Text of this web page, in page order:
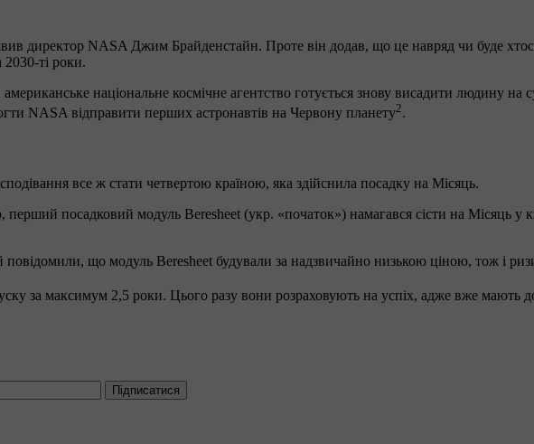
NASA Джим Брайденстайн. Проте він додав, що це навряд чи буде хтось
ті роки.
національне космічне агентство готується знову висадити людину на
NASA відправити перших астронавтів на Червону планету2.
все ж стати четвертою країною, яка здійснила посадку на Місяць.
посадковий модуль Beresheet (укр. «початок») намагався сісти на Місяць у
й повідомили, що модуль Beresheet будували за надзвичайно низькою ціною, тож і
за максимум 2,5 роки. Цього разу вони розраховують на успіх, адже вже мають
Підписатися